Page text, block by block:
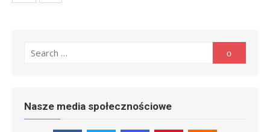
for:
Nasze media społecznościowe